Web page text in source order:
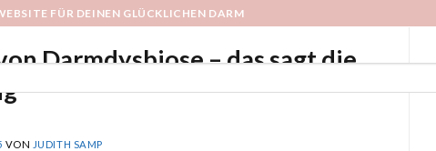
FÜR DEINEN GLÜCKLICHEN DARM
Darmdysbiose – das sagt die
VON JUDITH SAMP